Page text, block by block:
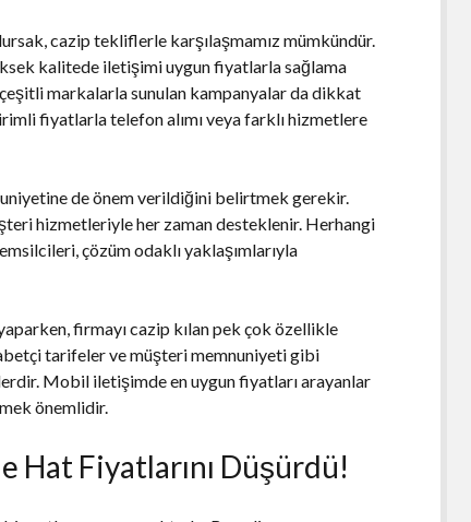
cazip tekliflerle karşılaşmamız mümkündür.
kalitede iletişimi uygun fiyatlarla sağlama
çeşitli markalarla sunulan kampanyalar da dikkat
fiyatlarla telefon alımı veya farklı hizmetlere
de önem verildiğini belirtmek gerekir.
hizmetleriyle her zaman desteklenir. Herhangi
çözüm odaklı yaklaşımlarıyla
firmayı cazip kılan pek çok özellikle
tarifeler ve müşteri memnuniyeti gibi
Mobil iletişimde en uygun fiyatları arayanlar
önemlidir.
Hat Fiyatlarını Düşürdü!